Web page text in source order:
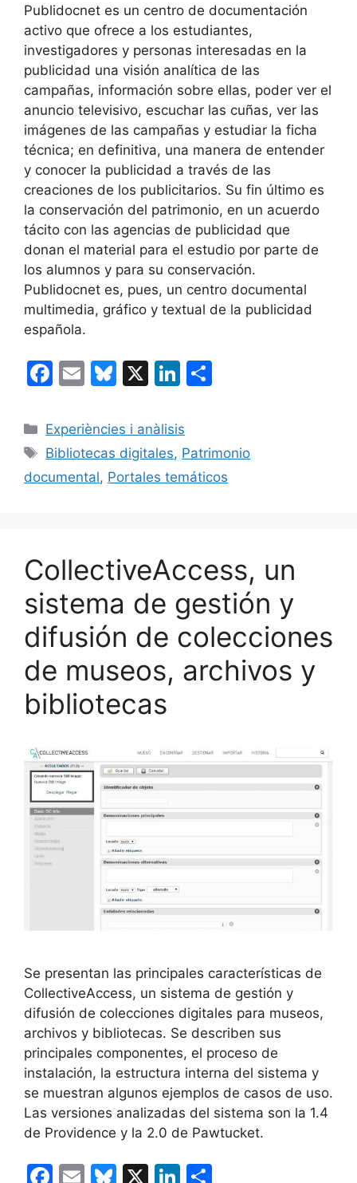
Publidocnet es un centro de documentación
activo que ofrece a los estudiantes,
investigadores y personas interesadas en la
publicidad una visión analítica de las
campañas, información sobre ellas, poder ver el
anuncio televisivo, escuchar las cuñas, ver las
imágenes de las campañas y estudiar la ficha
técnica; en definitiva, una manera de entender
y conocer la publicidad a través de las
creaciones de los publicitarios. Su fin último es
la conservación del patrimonio, en un acuerdo
tácito con las agencias de publicidad que
donan el material para el estudio por parte de
los alumnos y para su conservación.
Publidocnet es, pues, un centro documental
multimedia, gráfico y textual de la publicidad
española.
F
c
e
b
k
E
ai
l
Bl
e
s
k
X
Li
k
e
dI
p
ar
Categorías
Experiències i anàlisis
Etiquetas
Bibliotecas digitales, Patrimonio
documental, Portales temáticos
CollectiveAccess, un
sistema de gestión y
difusión de colecciones
de museos, archivos y
bibliotecas
Se presentan las principales características de
CollectiveAccess, un sistema de gestión y
difusión de colecciones digitales para museos,
archivos y bibliotecas. Se describen sus
principales componentes, el proceso de
instalación, la estructura interna del sistema y
se muestran algunos ejemplos de casos de uso.
Las versiones analizadas del sistema son la 1.4
de Providence y la 2.0 de Pawtucket.
F E Bl X Li